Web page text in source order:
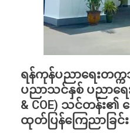
ရန်ကုန်ပညာရေးတက္
ပညာသင်နှစ် ပညာရေး
& COE) သင်တန်း၏ အ
ထုတ်ပြန်ကြေညာခြင်း